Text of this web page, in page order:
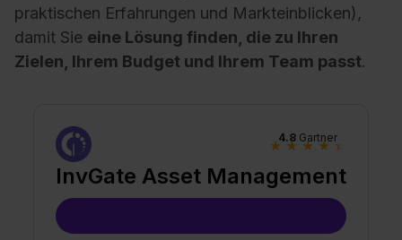
praktischen Erfahrungen und Markteinblicken),
damit Sie eine Lösung finden, die zu Ihren
Zielen, Ihrem Budget und Ihrem Team passt.
InvGate Asset Management
4.8 Gartner
★ ★ ★ ★ ★